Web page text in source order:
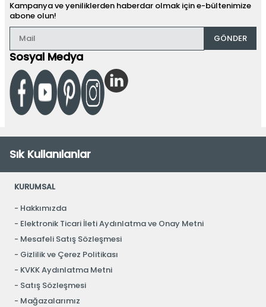
Kampanya ve yeniliklerden haberdar olmak için e-bültenimize
abone olun!
GÖNDER
Sosyal Medya
Sık Kullanılanlar
KURUMSAL
Hakkımızda
Elektronik Ticari İleti Aydınlatma ve Onay Metni
Mesafeli Satış Sözleşmesi
Gizlilik ve Çerez Politikası
KVKK Aydınlatma Metni
Satış Sözleşmesi
Mağazalarımız